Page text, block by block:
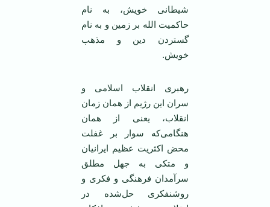
شیطانی خویش، به نام
حاکمیت الله بر زمین و به نام
گستردن دین و مذهب
خویش.
رهبری انقلاب اسلامی و
سران این رژیم از همان زمان
انقلاب، یعنی از همان
هنگامی‌که سوار بر غفلت
محض اکثریت عظیم ایرانیان
و متکی به جهل مطلق
سرآمدان فرهنگی و فکری و
روشنفکری حل‌شده‌ در